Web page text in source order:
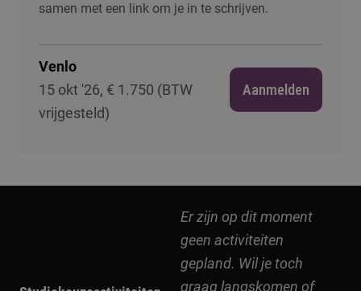
samen met een link om je in te schrijven.
Venlo
15 okt '26, € 1.750 (BTW
vrijgesteld)
Aanmelden
Er zijn op dit moment
geen activiteiten
gepland. Wil je toch
graag langskomen of